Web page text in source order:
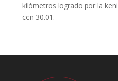
kilómetros logrado por la
con 30.01.